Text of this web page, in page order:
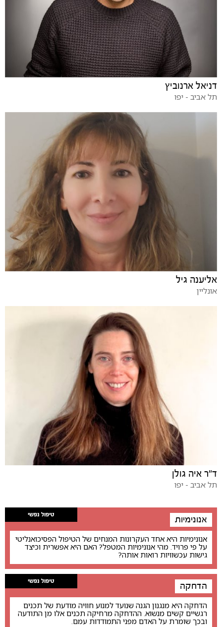
דניאל ארנוביץ
תל אביב - יפו
אליענה גיל
אונליין
ד"ר איה גולן
תל אביב - יפו
טיפול נפשי אנונימיות
אנונימיות היא אחד העקרונות המנחים של הטיפול הפסיכואנליטי
על פי פרויד. מהי אנונימיות המטפל? האם היא אפשרית וכיצד
גישות עכשוויות רואות אותה?
טיפול נפשי הדחקה
הדחקה היא מנגנון הגנה שנועד למנוע חוויה מודעת של תכנים
רגשיים קשים מנשוא. ההדחקה מרחיקה תכנים אלו מן התודעה
ובכך שומרת על האדם מפני התמודדות עמם.